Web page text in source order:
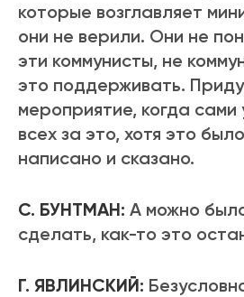
которые возглавляет
они не верили. Они не
эти коммунисты, не
это поддерживать.
мероприятие, когда сами
всех за это, хотя это
написано и сказано.
С. БУНТМАН: А можно
сделать, как-то это
Г. ЯВЛИНСКИЙ: